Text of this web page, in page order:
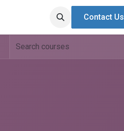
Contact Us